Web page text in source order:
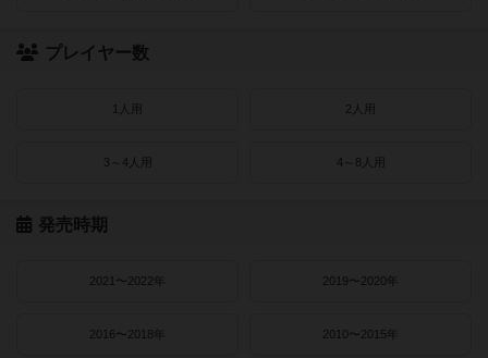
プレイヤー数
1人用 2人用
3～4人用 4～8人用
発売時期
2021〜2022年 2019〜2020年
2016〜2018年 2010〜2015年